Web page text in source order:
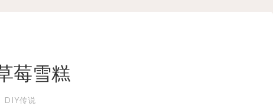
莓雪糕
DIY传说